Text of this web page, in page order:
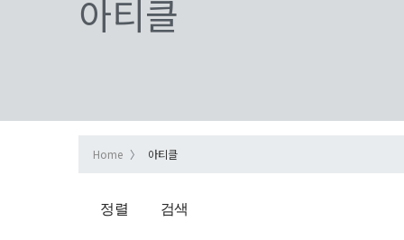
아티클
Home 아티클
정렬 검색